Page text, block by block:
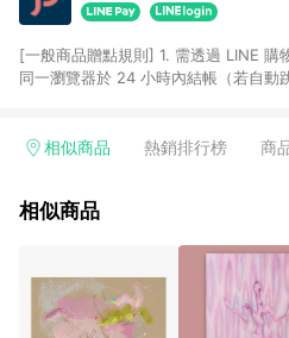
[一般商品贈點規則] 1. 需透過 LINE 購
同一瀏覽器於 24 小時內結帳（若自動
回饋訂單不得享有 Pinkoi 站方優惠，
行為，不具贈點資格，部分退款不在此
貨後 45 天後發送。 8. 群眾募資商品
運費，攤位費等不具贈點資格。 9.
顏色、價位、贈品如與 Pinkoi 商品資
Pinkoi 購物商品資訊頁及購物車標示
相似商品 熱銷排行榜 商
相似商品